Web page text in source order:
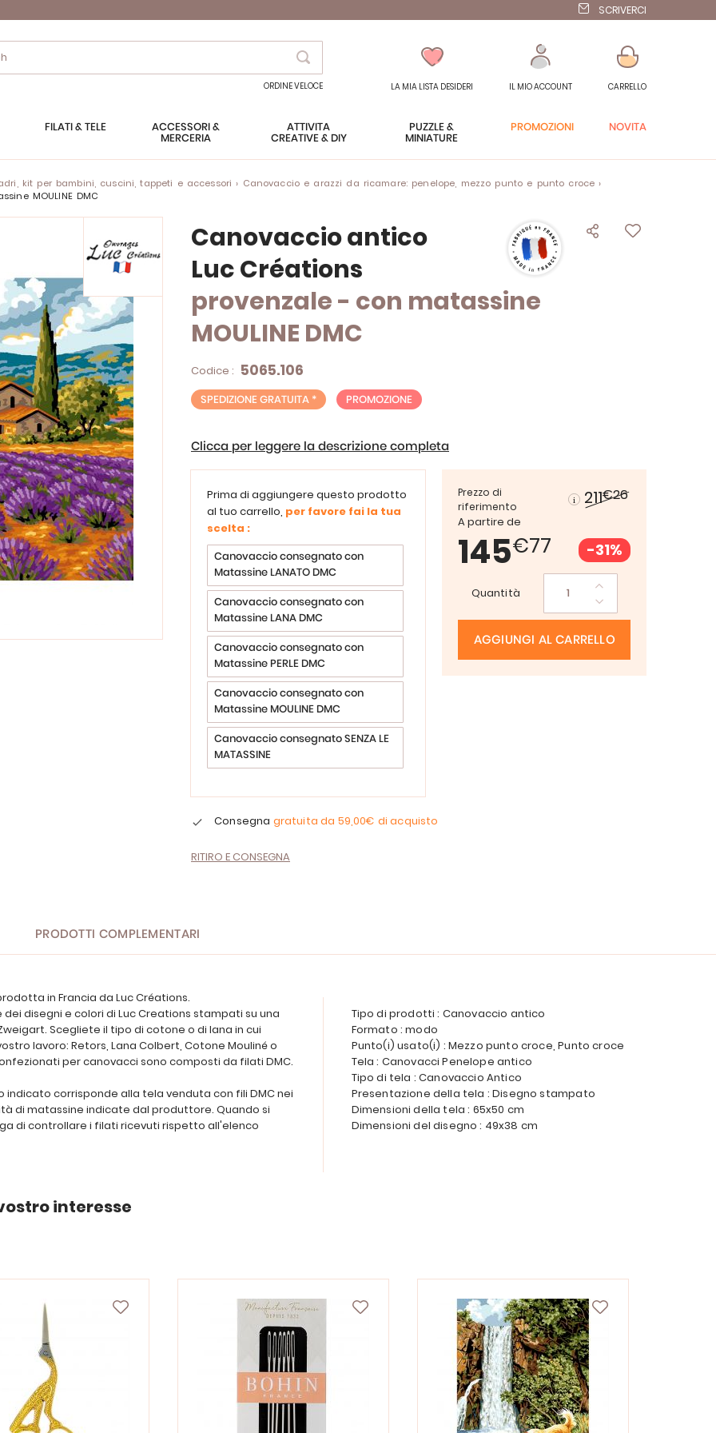
SCRIVERCI
Search
ORDINE VELOCE LA MIA LISTA DESIDERI IL MIO ACCOUNT CARRELLO
FILATI & TELE
ACCESSORI &
MERCERIA
ATTIVITÀ
CREATIVE & DIY
PUZZLE &
MINIATURE
PROMOZIONI NOVITÀ
kit per bambini, cuscini, tappeti e accessori
Canovaccio e arazzi da ricamare: penelope, mezzo punto e punto croce
MOULINE DMC
Canovaccio antico
Luc Créations
provenzale - con matassine
MOULINE DMC
Codice : 5065.106
SPEDIZIONE GRATUITA * PROMOZIONE
Clicca per leggere la descrizione completa
Prima di aggiungere questo prodotto
al tuo carrello, per favore fai la tua
scelta :
Canovaccio consegnato con
Matassine LANATO DMC
Canovaccio consegnato con
Matassine LANA DMC
Canovaccio consegnato con
Matassine PERLE DMC
Canovaccio consegnato con
Matassine MOULINE DMC
Canovaccio consegnato SENZA LE
MATASSINE
Prezzo di
riferimento
211€26
A partire de
145€77 -31%
Quantità
AGGIUNGI AL CARRELLO
Consegna gratuita da 59,00€ di acquisto
RITIRO E CONSEGNA
PRODOTTI COMPLEMENTARI
in Francia da Luc Créations.
disegni e colori di Luc Creations stampati su una
Scegliete il tipo di cotone o di lana in cui
lavoro: Retors, Lana Colbert, Cotone Mouliné o
per canovacci sono composti da filati DMC.
indicato corrisponde alla tela venduta con fili DMC nei
di matassine indicate dal produttore. Quando si
di controllare i filati ricevuti rispetto all'elenco
Tipo di prodotti : Canovaccio antico
Formato : modo
Punto(i) usato(i) : Mezzo punto croce, Punto croce
Tela : Canovacci Penelope antico
Tipo di tela : Canovaccio Antico
Presentazione della tela : Disegno stampato
Dimensioni della tela : 65x50 cm
Dimensioni del disegno : 49x38 cm
interesse